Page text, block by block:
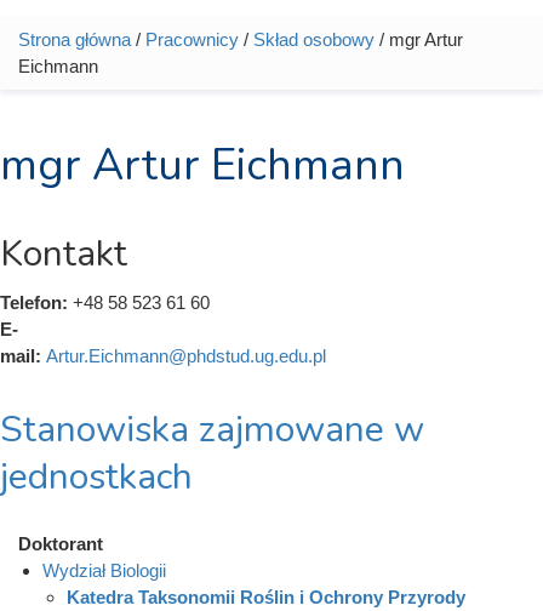
Jesteś tutaj
Strona główna / Pracownicy / Skład osobowy / mgr Artur
Eichmann
mgr Artur Eichmann
Kontakt
Telefon: +48 58 523 61 60
E-
mail: Artur.Eichmann@phdstud.ug.edu.pl
Stanowiska zajmowane w
jednostkach
Doktorant
Wydział Biologii
Katedra Taksonomii Roślin i Ochrony Przyrody